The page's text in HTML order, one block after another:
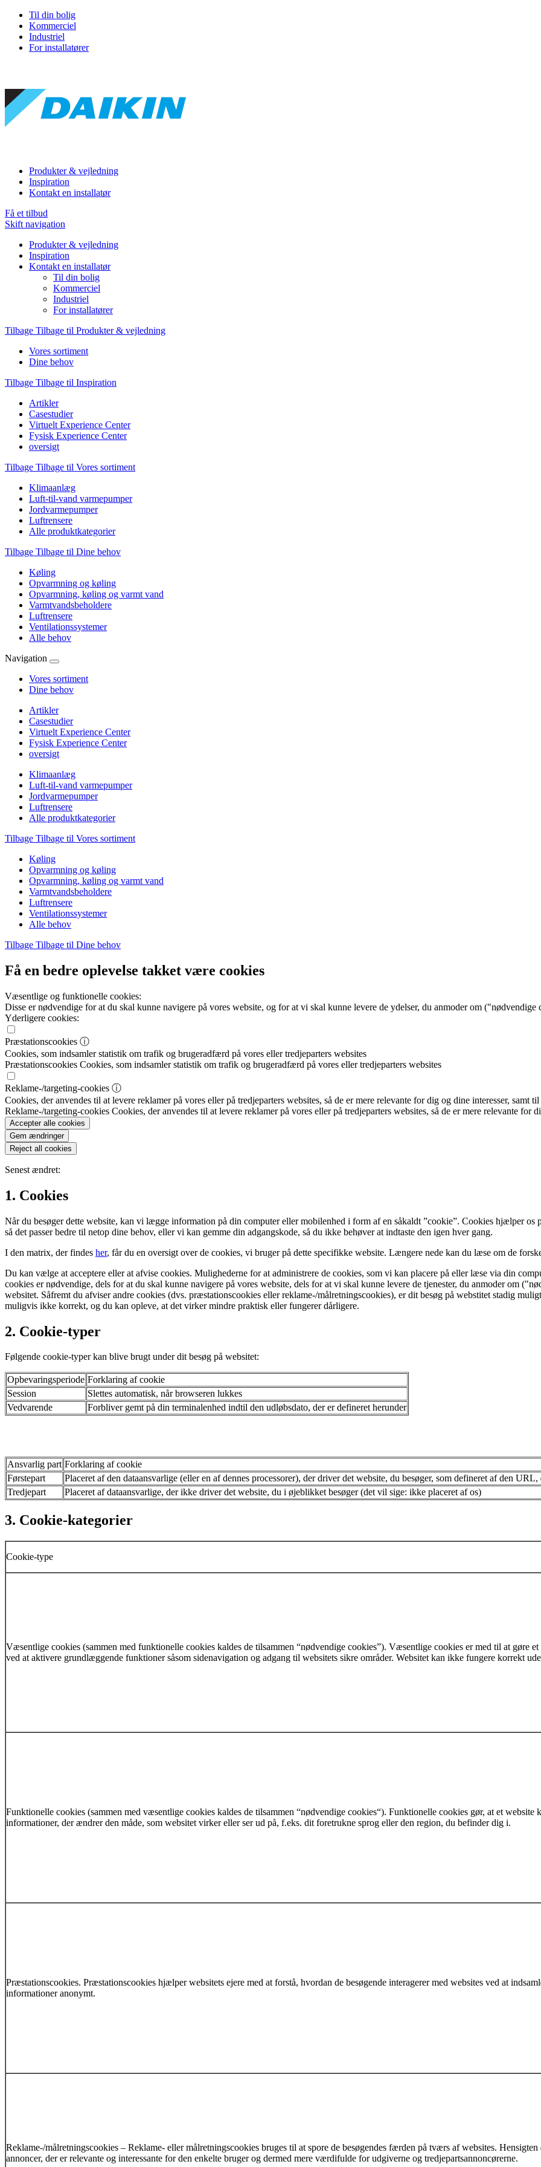
Til din bolig
Kommerciel
Industriel
For installatører
Produkter & vejledning
Inspiration
Kontakt en installatør
Få et tilbud
Skift navigation
Produkter & vejledning
Inspiration
Kontakt en installatør
Til din bolig
Kommerciel
Industriel
For installatører
Tilbage Tilbage til Produkter & vejledning
Vores sortiment
Dine behov
Tilbage Tilbage til Inspiration
Artikler
Casestudier
Virtuelt Experience Center
Fysisk Experience Center
oversigt
Tilbage Tilbage til Vores sortiment
Klimaanlæg
Luft-til-vand varmepumper
Jordvarmepumper
Luftrensere
Alle produktkategorier
Tilbage Tilbage til Dine behov
Køling
Opvarmning og køling
Opvarmning, køling og varmt vand
Varmtvandsbeholdere
Luftrensere
Ventilationssystemer
Alle behov
Navigation
Vores sortiment
Dine behov
Artikler
Casestudier
Virtuelt Experience Center
Fysisk Experience Center
oversigt
Klimaanlæg
Luft-til-vand varmepumper
Jordvarmepumper
Luftrensere
Alle produktkategorier
Tilbage Tilbage til Vores sortiment
Køling
Opvarmning og køling
Opvarmning, køling og varmt vand
Varmtvandsbeholdere
Luftrensere
Ventilationssystemer
Alle behov
Tilbage Tilbage til Dine behov
Få en bedre oplevelse takket være cookies
Væsentlige og funktionelle cookies:
Disse er nødvendige for at du skal kunne navigere på vores website, og for at vi skal kunne levere de ydelser, du anmoder om ("nødvendige
Yderligere cookies:
Præstationscookies ⓘ
Cookies, som indsamler statistik om trafik og brugeradfærd på vores eller tredjeparters websites
Præstationscookies Cookies, som indsamler statistik om trafik og brugeradfærd på vores eller tredjeparters websites
Reklame-/targeting-cookies ⓘ
Cookies, der anvendes til at levere reklamer på vores eller på tredjeparters websites, så de er mere relevante for dig og dine interesser, samt
Reklame-/targeting-cookies Cookies, der anvendes til at levere reklamer på vores eller på tredjeparters websites, så de er mere relevante for
Accepter alle cookies
Gem ændringer
Reject all cookies
Senest ændret:
1. Cookies
Når du besøger dette website, kan vi lægge information på din computer eller mobilenhed i form af en såkaldt ”cookie”. Cookies hjælper os
så det passer bedre til netop dine behov, eller vi kan gemme din adgangskode, så du ikke behøver at indtaste den igen hver gang.
I den matrix, der findes her, får du en oversigt over de cookies, vi bruger på dette specifikke website. Længere nede kan du læse om de
Du kan vælge at acceptere eller at afvise cookies. Mulighederne for at administrere de cookies, som vi kan placere på eller læse via din
cookies er nødvendige, dels for at du skal kunne navigere på vores website, dels for at vi skal kunne levere de tjenester, du anmoder om
websitet. Såfremt du afviser andre cookies (dvs. præstationscookies eller reklame-/målretningscookies), er dit besøg på webstitet stadig
muligvis ikke korrekt, og du kan opleve, at det virker mindre praktisk eller fungerer dårligere.
2. Cookie-typer
Følgende cookie-typer kan blive brugt under dit besøg på websitet:
Opbevaringsperiode Forklaring af cookie
Session
Slettes automatisk, når browseren lukkes
Vedvarende
Forbliver gemt på din terminalenhed indtil den udløbsdato, der er defineret herunder
Ansvarlig part Forklaring af cookie
Førstepart
Placeret af den dataansvarlige (eller en af dennes processorer), der driver det website, du besøger, som defineret af den
Tredjepart
Placeret af dataansvarlige, der ikke driver det website, du i øjeblikket besøger (det vil sige: ikke placeret af os)
3. Cookie-kategorier
Cookie-type
Væsentlige cookies (sammen med funktionelle cookies kaldes de tilsammen “nødvendige cookies”). Væsentlige cookies er med til at gøre
ved at aktivere grundlæggende funktioner såsom sidenavigation og adgang til websitets sikre områder. Websitet kan ikke fungere korrekt
Funktionelle cookies (sammen med væsentlige cookies kaldes de tilsammen “nødvendige cookies“). Funktionelle cookies gør, at et website
informationer, der ændrer den måde, som websitet virker eller ser ud på, f.eks. dit foretrukne sprog eller den region, du befinder dig i.
Præstationscookies. Præstationscookies hjælper websitets ejere med at forstå, hvordan de besøgende interagerer med websites ved at
informationer anonymt.
Reklame-/målretningscookies – Reklame- eller målretningscookies bruges til at spore de besøgendes færden på tværs af websites. Hensigten
annoncer, der er relevante og interessante for den enkelte bruger og dermed mere værdifulde for udgiverne og tredjepartsannoncørerne.